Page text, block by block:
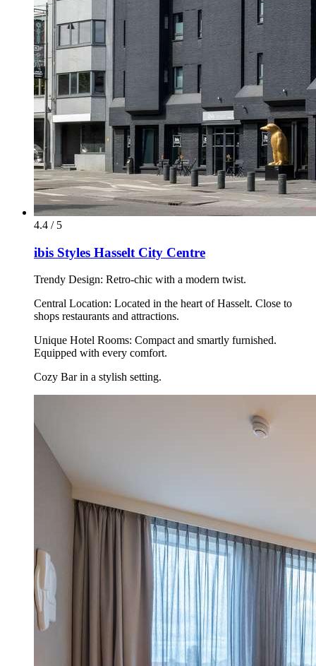
4.4 / 5
ibis Styles Hasselt City Centre
Trendy Design: Retro-chic with a modern twist.
Central Location: Located in the heart of Hasselt. Close to
shops restaurants and attractions.
Unique Hotel Rooms: Compact and smartly furnished.
Equipped with every comfort.
Cozy Bar in a stylish setting.